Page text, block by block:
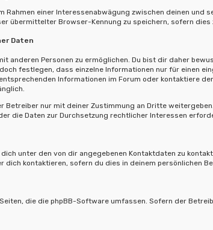
einer Interessenabwägung zwischen deinen
übermittelter Browser-Kennung zu speichern, sofern
Daten
anderen Personen zu ermöglichen. Du bist dir daher
festlegen, dass einzelne Informationen nur für einen
Informationen im Forum oder kontaktiere
Betreiber nur mit deiner Zustimmung an Dritte
die Daten zur Durchsetzung rechtlicher Interessen
unter den von dir angegebenen Kontaktdaten zu
dich kontaktieren, sofern du dies in deinem persönlichen
die die phpBB-Software umfassen. Sofern der